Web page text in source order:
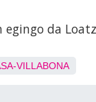
egingo da
VILLABONA